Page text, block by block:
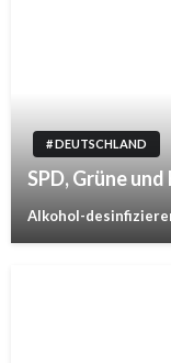
# DEUTSCHLAND
SPD, Grüne
Alkohol-